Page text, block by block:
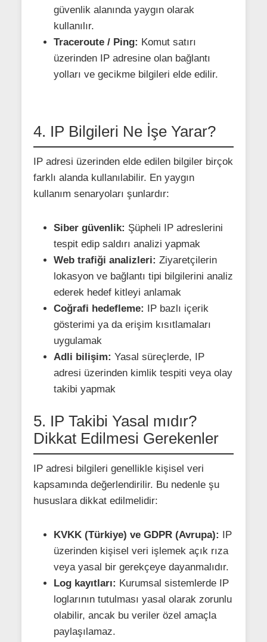
güvenlik alanında yaygın olarak
kullanılır.
Traceroute / Ping: Komut satırı
üzerinden IP adresine olan bağlantı
yolları ve gecikme bilgileri elde edilir.
4. IP Bilgileri Ne İşe Yarar?
IP adresi üzerinden elde edilen bilgiler birçok
farklı alanda kullanılabilir. En yaygın
kullanım senaryoları şunlardır:
Siber güvenlik: Şüpheli IP adreslerini
tespit edip saldırı analizi yapmak
Web trafiği analizleri: Ziyaretçilerin
lokasyon ve bağlantı tipi bilgilerini analiz
ederek hedef kitleyi anlamak
Coğrafi hedefleme: IP bazlı içerik
gösterimi ya da erişim kısıtlamaları
uygulamak
Adli bilişim: Yasal süreçlerde, IP
adresi üzerinden kimlik tespiti veya olay
takibi yapmak
5. IP Takibi Yasal mıdır?
Dikkat Edilmesi Gerekenler
IP adresi bilgileri genellikle kişisel veri
kapsamında değerlendirilir. Bu nedenle şu
hususlara dikkat edilmelidir:
KVKK (Türkiye) ve GDPR (Avrupa): IP
üzerinden kişisel veri işlemek açık rıza
veya yasal bir gerekçeye dayanmalıdır.
Log kayıtları: Kurumsal sistemlerde IP
loglarının tutulması yasal olarak zorunlu
olabilir, ancak bu veriler özel amaçla
paylaşılamaz.